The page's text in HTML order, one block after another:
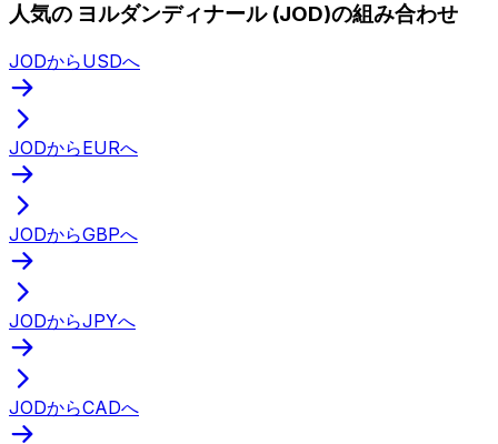
人気の ヨルダンディナール (JOD)の組み合わせ
JODからUSDへ
JODからEURへ
JODからGBPへ
JODからJPYへ
JODからCADへ